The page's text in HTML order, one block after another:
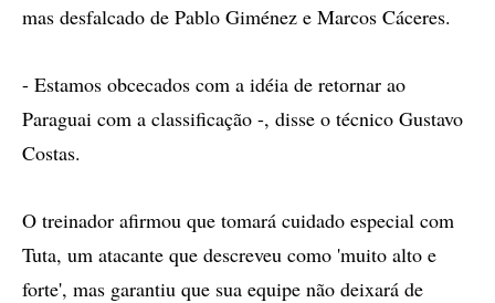
mas desfalcado de Pablo Giménez e Marcos Cáceres.
- Estamos obcecados com a idéia de retornar ao
Paraguai com a classificação -, disse o técnico Gustavo
Costas.
O treinador afirmou que tomará cuidado especial com
Tuta, um atacante que descreveu como 'muito alto e
forte', mas garantiu que sua equipe não deixará de